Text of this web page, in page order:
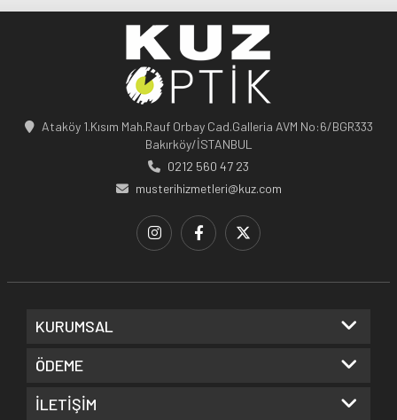
Ataköy 1.Kısım Mah.Rauf Orbay Cad.Galleria AVM No:6/BGR333
Bakırköy/İSTANBUL
0212 560 47 23
musterihizmetleri@kuz.com
KURUMSAL
ÖDEME
İLETİŞİM